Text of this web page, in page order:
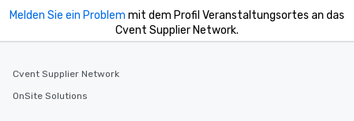
Melden Sie ein Problem mit dem Profil Veranstaltungsortes an das
Cvent Supplier Network.
Cvent Supplier Network
OnSite Solutions